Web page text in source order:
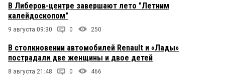
В Либеров-центре завершают лето "Летним
калейдоскопом"
9 августа 09:30 0 250
В столкновении автомобилей Renault и «Лады»
пострадали две женщины и двое детей
8 августа 21:48 0 466